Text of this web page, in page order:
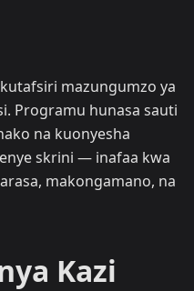
mazungumzo ya
Programu hunasa sauti
na kuonyesha
skrini — inafaa kwa
makongamano, na
Kazi